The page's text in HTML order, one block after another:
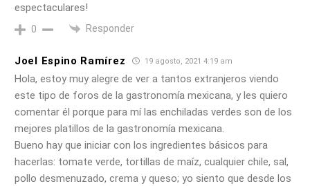
espectaculares!
0 Responder
Joel Espino Ramírez 19 agosto, 2021 4:19 am
Hola, estoy muy alegre de ver a tantos extranjeros viendo
este tipo de foros de la gastronomía mexicana, y les quiero
comentar él porque para mí las enchiladas verdes son de los
mejores platillos de la gastronomía mexicana.
Bueno hay que iniciar con los ingredientes básicos para
hacerlas: tomate verde, tortillas de maíz, cualquier chile, sal,
pollo desmenuzado, crema y queso; yo siento que desde los